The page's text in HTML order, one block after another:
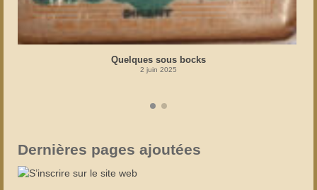
Quelques sous bocks
2 juin 2025
Dernières pages ajoutées